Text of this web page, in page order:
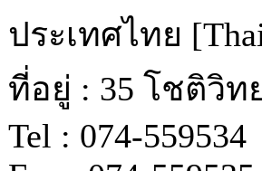
ประเทศไทย
ที่อยู่ : 35 โชติวิท
Tel : 074-559534